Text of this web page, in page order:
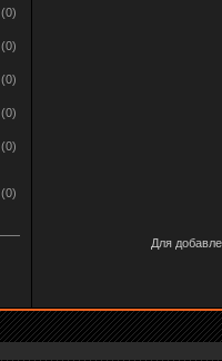
(0)
(0)
(0)
(0)
(0)
(0)
Для